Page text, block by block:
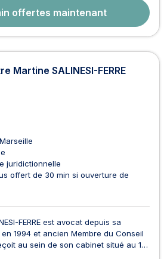
offertes maintenant
Martine SALINESI-FERRE
juridictionnelle
offert de 30 min si ouverture de
FERRE est avocat depuis sa
1994 et ancien Membre du Conseil
au sein de son cabinet situé au 13,